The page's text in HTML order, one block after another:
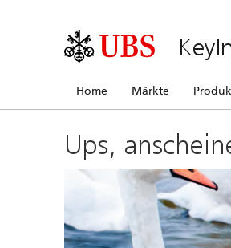
Home Märkte
Ups,